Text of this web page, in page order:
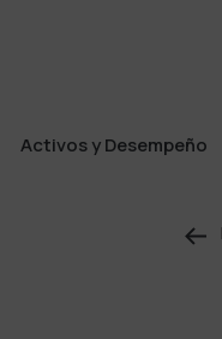
Activos y Desempeño